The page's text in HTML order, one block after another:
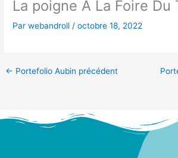
La poigne A La Foire Du
Parwebandroll/octobre 18, 2022
← Portefolio Aubin précédent